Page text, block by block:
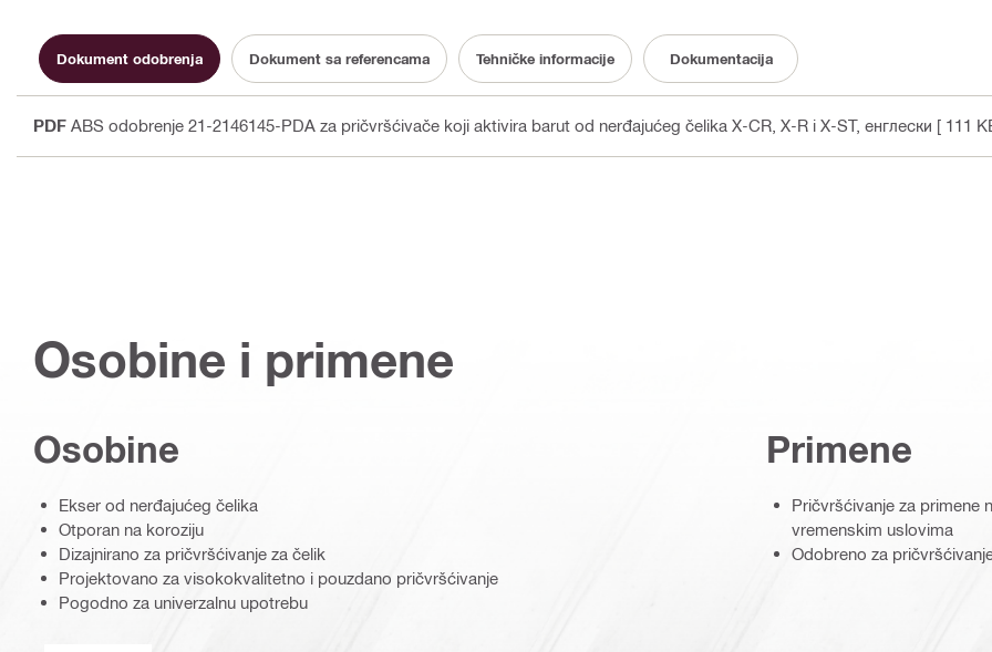
Dokument odobrenja Dokument sa referencama Tehničke informacije Dokumentacija
PDF ABS odobrenje 21-2146145-PDA za pričvršćivače koji aktivira barut od nerđajućeg čelika X-CR, X-R i X-ST, енглески [ 111
Osobine i primene
Osobine
Ekser od nerđajućeg čelika
Otporan na koroziju
Dizajnirano za pričvršćivanje za čelik
Projektovano za visokokvalitetno i pouzdano pričvršćivanje
Pogodno za univerzalnu upotrebu
Primene
Pričvršćivanje za primene
vremenskim uslovima
Odobreno za